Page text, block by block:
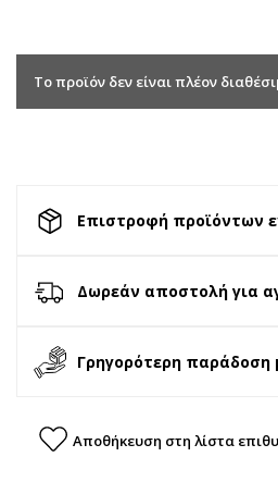
Το προϊόν δεν είναι πλέον
Επιστροφή προϊόντων
Δωρεάν αποστολή για
Γρηγορότερη παράδοση
Αποθήκευση στη λίστα